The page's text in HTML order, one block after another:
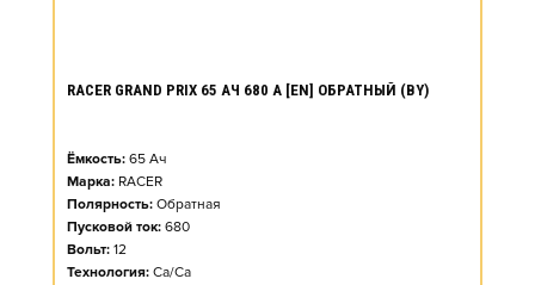
RACER GRAND PRIX 65 АЧ 680 А [EN] ОБРАТНЫЙ (BY)
Ёмкость: 65 Ач
Марка: RACER
Полярность: Обратная
Пусковой ток: 680
Вольт: 12
Технология: Ca/Ca